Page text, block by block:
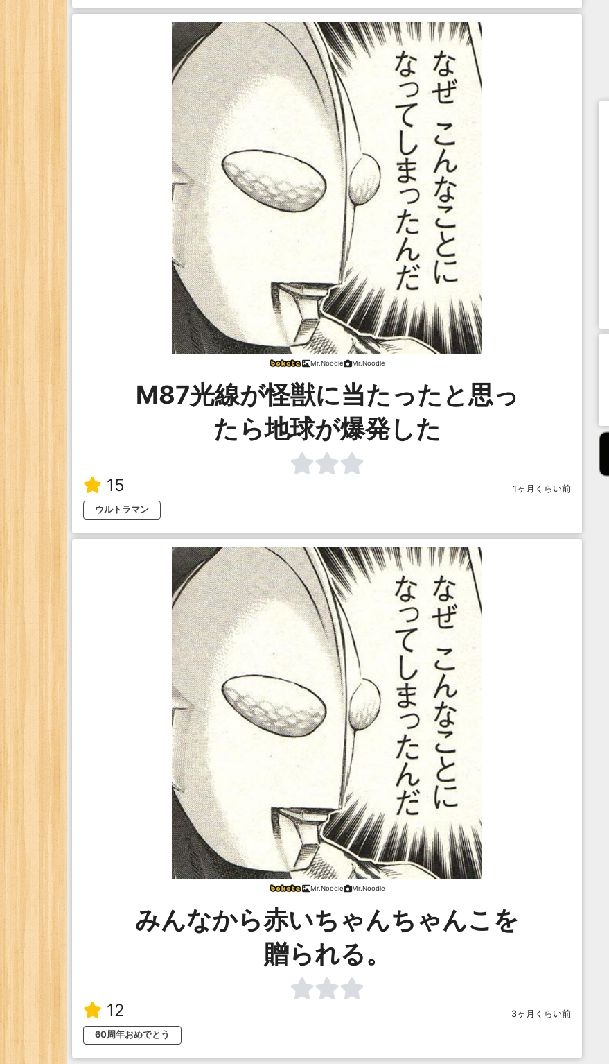
Mr.Noodle Mr.Noodle
M87光線が怪獣に当たったと思っ
たら地球が爆発した
15
1ヶ月くらい前
ウルトラマン
Mr.Noodle Mr.Noodle
みんなから赤いちゃんちゃんこを
贈られる。
12
3ヶ月くらい前
60周年おめでとう